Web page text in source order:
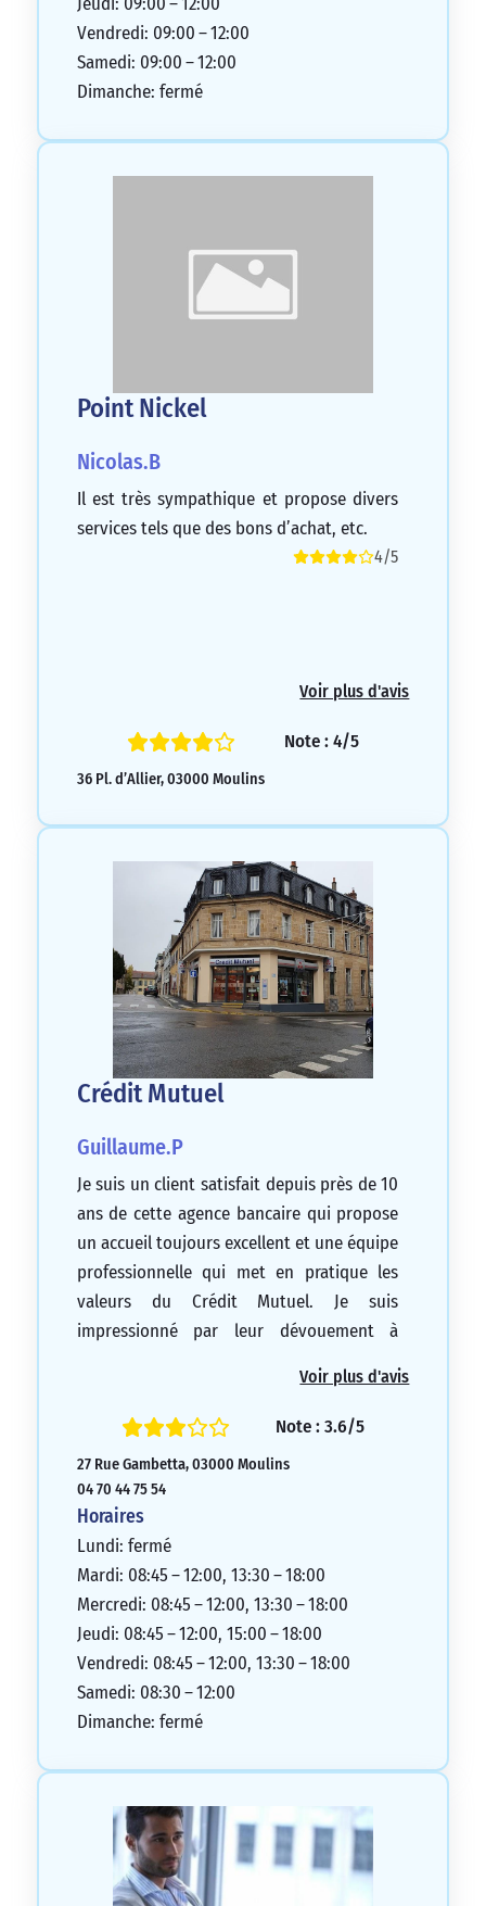
Vendredi: 09:00 – 12:00
Samedi: 09:00 – 12:00
Dimanche: fermé
Point Nickel
Nicolas.B
Il est très sympathique et propose divers
services tels que des bons d’achat, etc.
4/5
Voir plus d'avis
Note : 4/5
36 Pl. d’Allier, 03000 Moulins
Crédit Mutuel
Guillaume.P
Je suis un client satisfait depuis près de 10
ans de cette agence bancaire qui propose
un accueil toujours excellent et une équipe
professionnelle qui met en pratique les
valeurs du Crédit Mutuel. Je suis
impressionné par leur dévouement à
leurs projets. Si vous cherchez une agence
bancaire compétente sur Moulins et ses
Voir plus d'avis
Note : 3.6/5
27 Rue Gambetta, 03000 Moulins
04 70 44 75 54
Horaires
Lundi: fermé
Mardi: 08:45 – 12:00, 13:30 – 18:00
Mercredi: 08:45 – 12:00, 13:30 – 18:00
Jeudi: 08:45 – 12:00, 15:00 – 18:00
Vendredi: 08:45 – 12:00, 13:30 – 18:00
Samedi: 08:30 – 12:00
Dimanche: fermé